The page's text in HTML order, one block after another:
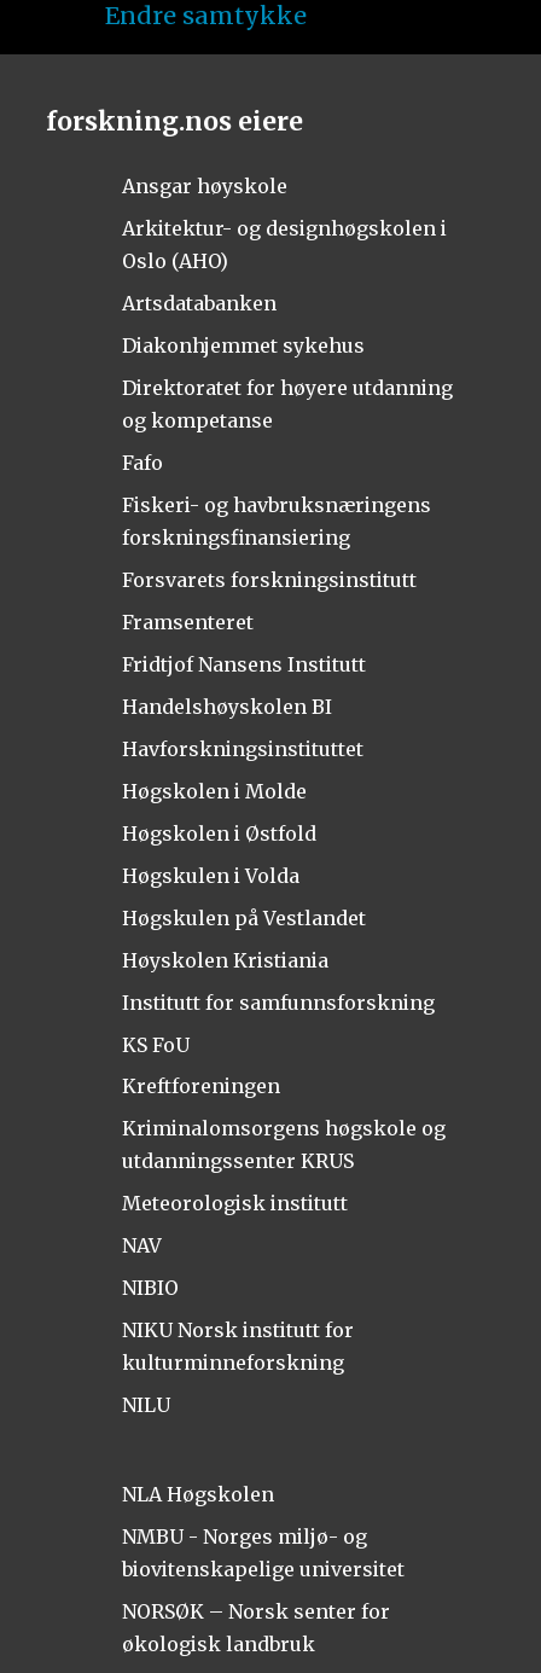
Endre samtykke
forskning.nos eiere
Ansgar høyskole
Arkitektur- og designhøgskolen i
Oslo (AHO)
Artsdatabanken
Diakonhjemmet sykehus
Direktoratet for høyere utdanning
og kompetanse
Fafo
Fiskeri- og havbruksnæringens
forskningsfinansiering
Forsvarets forskningsinstitutt
Framsenteret
Fridtjof Nansens Institutt
Handelshøyskolen BI
Havforskningsinstituttet
Høgskolen i Molde
Høgskolen i Østfold
Høgskulen i Volda
Høgskulen på Vestlandet
Høyskolen Kristiania
Institutt for samfunnsforskning
KS FoU
Kreftforeningen
Kriminalomsorgens høgskole og
utdanningssenter KRUS
Meteorologisk institutt
NAV
NIBIO
NIKU Norsk institutt for
kulturminneforskning
NILU
NLA Høgskolen
NMBU - Norges miljø- og
biovitenskapelige universitet
NORSØK – Norsk senter for
økologisk landbruk